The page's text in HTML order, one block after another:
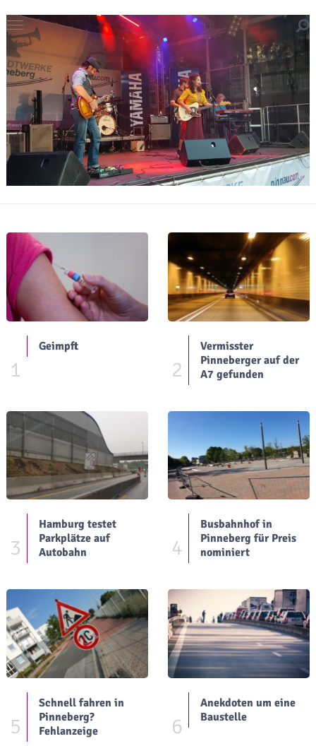
1
Geimpft
2
Vermisster
Pinneberger auf der
A7 gefunden
3
Hamburg testet
Parkplätze auf
Autobahn
4
Busbahnhof in
Pinneberg für Preis
nominiert
5
Schnell fahren in
Pinneberg?
Fehlanzeige
6
Anekdoten um eine
Baustelle